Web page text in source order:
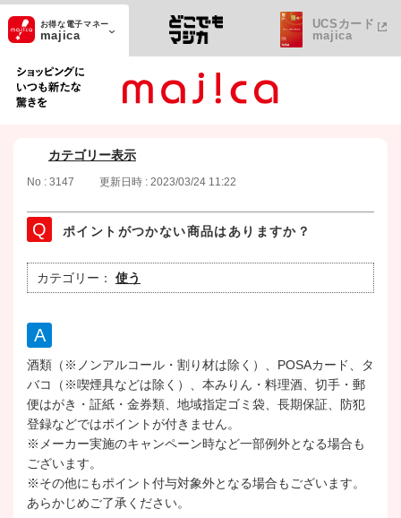
ショッピングにいつも新たな驚きを
お得な電子マネー
majica
UCSカード
majica
カテゴリー表示
No : 3147 更新日時 : 2023/03/24 11:22
ポイントがつかない商品はありますか？
カテゴリー： 使う
酒類（※ノンアルコール・割り材は除く）、POSAカード、タ
バコ（※喫煙具などは除く）、本みりん・料理酒、切手・郵
便はがき・証紙・金券類、地域指定ゴミ袋、長期保証、防犯
登録などではポイントが付きません。
※メーカー実施のキャンペーン時など一部例外となる場合も
ございます。
※その他にもポイント付与対象外となる場合もございます。
あらかじめご了承ください。